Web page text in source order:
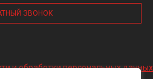
ЗВОНОК
и обработки персональных данных